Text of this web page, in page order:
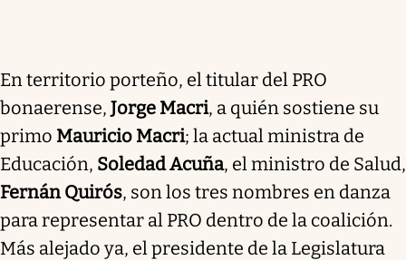
En territorio porteño, el titular del PRO
bonaerense, Jorge Macri, a quién sostiene su
primo Mauricio Macri; la actual ministra de
Educación, Soledad Acuña, el ministro de Salud,
Fernán Quirós, son los tres nombres en danza
para representar al PRO dentro de la coalición.
Más alejado ya, el presidente de la Legislatura